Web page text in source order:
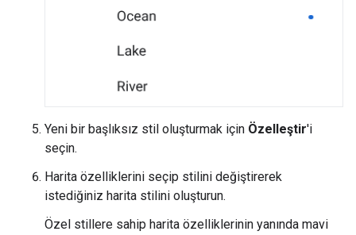
Yeni bir başlıksız stil oluşturmak için Özelleştir'i
seçin.
Harita özelliklerini seçip stilini değiştirerek
istediğiniz harita stilini oluşturun.
Özel stillere sahip harita özelliklerinin yanında mavi